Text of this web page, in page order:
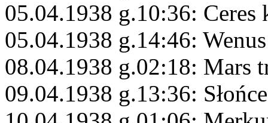
05.04.1938 g.10:36: Ceres
05.04.1938 g.14:46:
08.04.1938 g.02:18: Mars
09.04.1938 g.13:36: